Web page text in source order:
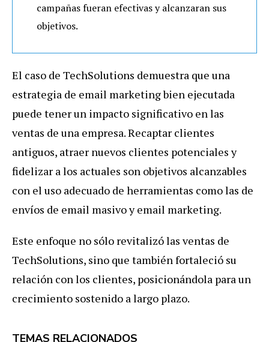
campañas fueran efectivas y alcanzaran sus
objetivos.
El caso de TechSolutions demuestra que una
estrategia de email marketing bien ejecutada
puede tener un impacto significativo en las
ventas de una empresa. Recaptar clientes
antiguos, atraer nuevos clientes potenciales y
fidelizar a los actuales son objetivos alcanzables
con el uso adecuado de herramientas como las de
envíos de email masivo y email marketing.
Este enfoque no sólo revitalizó las ventas de
TechSolutions, sino que también fortaleció su
relación con los clientes, posicionándola para un
crecimiento sostenido a largo plazo.
TEMAS RELACIONADOS